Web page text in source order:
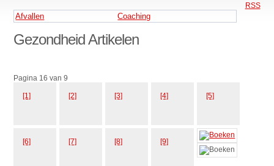
RSS
Afvallen Coaching
Gezondheid Artikelen
Pagina 16 van 9
[1] [2] [3] [4] [5]
[6] [7] [8] [9]